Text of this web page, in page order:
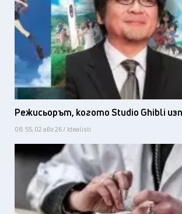
Режисьорът, когото Studio Ghibli
08:55, 02 авг 26 / Idealisti